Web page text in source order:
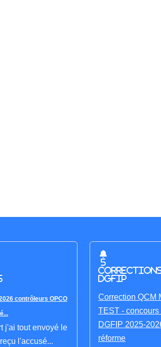
contrôleurs OPCO
j'ai tout envoyé le
l'accusé...
5
DGFIP
Correction QCM
TEST - concours
DGFIP 2025-
réforme